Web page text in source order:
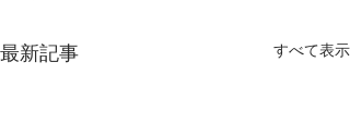
最新記事 すべて表示